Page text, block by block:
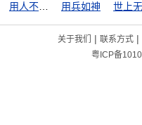
用兵如神
关于我们 | 联系方式|
粤ICP备